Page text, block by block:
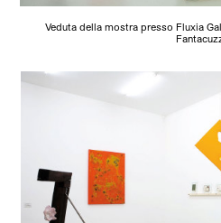
Veduta della mostra presso Fluxia